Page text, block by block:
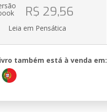
R$ 29,56
Leia em Pensática
também está à venda em: